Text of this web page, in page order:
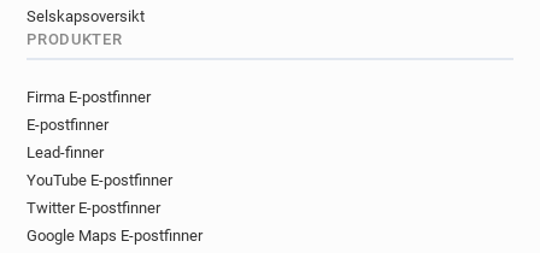
Selskapsoversikt
PRODUKTER
Firma E-postfinner
E-postfinner
Lead-finner
YouTube E-postfinner
Twitter E-postfinner
Google Maps E-postfinner